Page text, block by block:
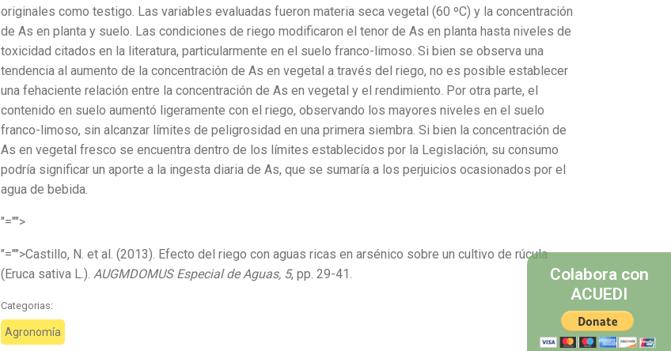
originales como testigo. Las variables evaluadas fueron materia seca vegetal (60 ºC) y la concentración
de As en planta y suelo. Las condiciones de riego modificaron el tenor de As en planta hasta niveles de
toxicidad citados en la literatura, particularmente en el suelo franco-limoso. Si bien se observa una
tendencia al aumento de la concentración de As en vegetal a través del riego, no es posible establecer
una fehaciente relación entre la concentración de As en vegetal y el rendimiento. Por otra parte, el
contenido en suelo aumentó ligeramente con el riego, observando los mayores niveles en el suelo
franco-limoso, sin alcanzar límites de peligrosidad en una primera siembra. Si bien la concentración de
As en vegetal fresco se encuentra dentro de los límites establecidos por la Legislación, su consumo
podría significar un aporte a la ingesta diaria de As, que se sumaría a los perjuicios ocasionados por el
agua de bebida.
"="">
"="">Castillo, N. et al. (2013). Efecto del riego con aguas ricas en arsénico sobre un cultivo de rúcula
(Eruca sativa L.). AUGMDOMUS Especial de Aguas, 5, pp. 29-41.
Categorias:
Agronomía
Colabora con
ACUEDI